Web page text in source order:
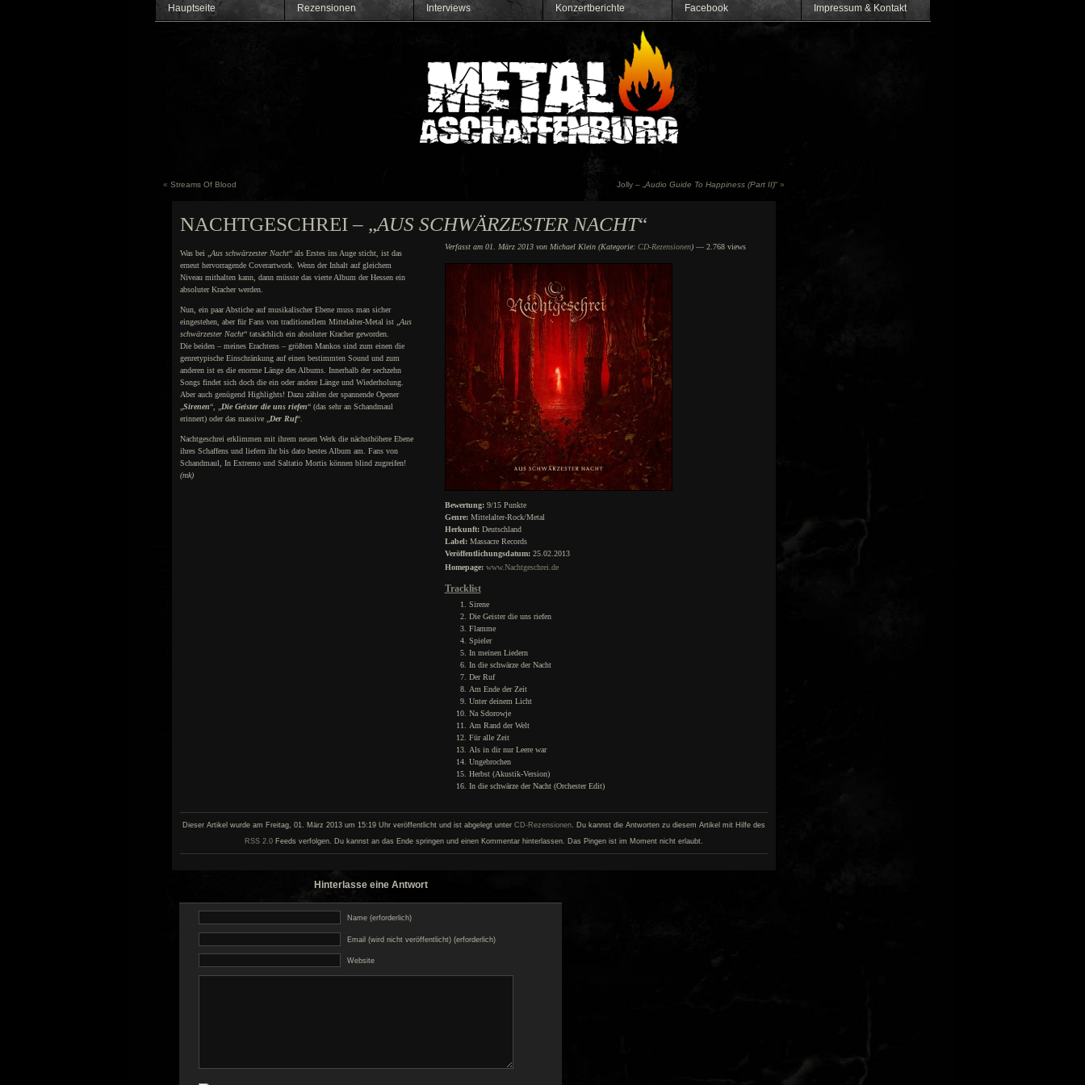
Hauptseite Rezensionen Interviews Konzertberichte Facebook Impressum & Kontakt
« Streams Of Blood Jolly – „ Audio Guide To Happiness (Part II)“ »
NACHTGESCHREI – „AUS SCHWÄRZESTER NACHT“
Verfasst am 01. März 2013 von Michael Klein (Kategorie: CD-Rezensionen)— 2.768 views
Was bei „ Aus schwärzester Nacht“ als Erstes ins Auge sticht, ist das
erneut hervorragende Coverartwork. Wenn der Inhalt auf gleichem
Niveau mithalten kann, dann müsste das vierte Album der Hessen ein
absoluter Kracher werden.
Nun, ein paar Abstiche auf musikalischer Ebene muss man sicher
eingestehen, aber für Fans von traditionellem Mittelalter-Metal ist „ Aus
schwärzester Nacht“ tatsächlich ein absoluter Kracher geworden.
Die beiden – meines Erachtens – größten Mankos sind zum einen die
genretypische Einschränkung auf einen bestimmten Sound und zum
anderen ist es die enorme Länge des Albums. Innerhalb der sechzehn
Songs findet sich doch die ein oder andere Länge und Wiederholung.
Aber auch genügend Highlights! Dazu zählen der spannende Opener
Sirenen“, „ Die Geister die uns riefen“ (das sehr an Schandmaul
erinnert) oder das massive „ Der Ruf“.
Nachtgeschrei erklimmen mit ihrem neuen Werk die nächsthöhere Ebene
ihres Schaffens und liefern ihr bis dato bestes Album am. Fans von
Schandmaul, In Extremo und Saltatio Mortis können blind zugreifen!
(mk)
Bewertung:9/15 Punkte
Genre:Mittelalter-Rock/Metal
Herkunft:Deutschland
Label:Massacre Records
Veröffentlichungsdatum:25.02.2013
Homepage: www.Nachtgeschrei.de
Tracklist
Sirene
Die Geister die uns riefen
Flamme
Spieler
In meinen Liedern
In die schwärze der Nacht
Der Ruf
Am Ende der Zeit
Unter deinem Licht
Na Sdorowje
Am Rand der Welt
Für alle Zeit
Als in dir nur Leere war
Ungebrochen
Herbst (Akustik-Version)
In die schwärze der Nacht (Orchester Edit)
Dieser Artikel wurde am Freitag, 01. März 2013 um 15:19 Uhr veröffentlicht und ist abgelegt unter CD-Rezensionen. Du kannst die Antworten zu diesem Artikel mit Hilfe des
RSS 2.0 Feeds verfolgen. Du kannst an das Ende springen und einen Kommentar hinterlassen. Das Pingen ist im Moment nicht erlaubt.
Hinterlasse eine Antwort
Name (erforderlich)
Email (wird nicht veröffentlicht) (erforderlich)
Website